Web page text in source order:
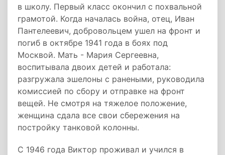
в школу. Первый класс окончил с похвальной
грамотой. Когда началась война, отец, Иван
Пантелеевич, добровольцем ушел на фронт и
погиб в октябре 1941 года в боях под
Москвой. Мать - Мария Сергеевна,
воспитывала двоих детей и работала:
разгружала эшелоны с ранеными, руководила
комиссией по сбору и отправке на фронт
вещей. Не смотря на тяжелое положение,
женщина сдала все свои сбережения на
постройку танковой колонны.
С 1946 года Виктор проживал и учился в